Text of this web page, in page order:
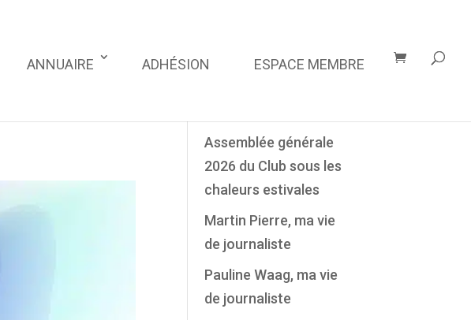
ANNUAIRE ADHÉSION ESPACE MEMBRE
Assemblée générale
2026 du Club sous les
chaleurs estivales
Martin Pierre, ma vie
de journaliste
Pauline Waag, ma vie
de journaliste